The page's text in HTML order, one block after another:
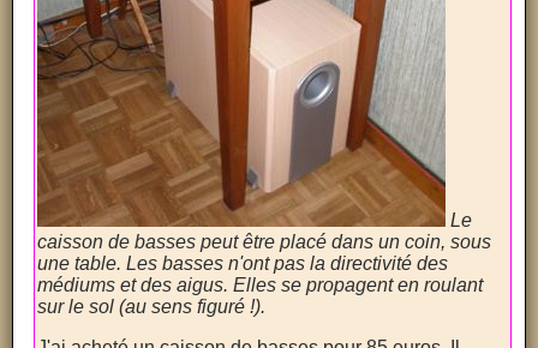
Le
caisson de basses peut être placé dans un coin, sous
une table. Les basses n'ont pas la directivité des
médiums et des aigus. Elles se propagent en roulant
sur le sol (au sens figuré !).